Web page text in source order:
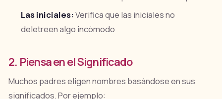
Las iniciales:Verifica que las iniciales no
deletreen algo incómodo
2. Piensa en el Significado
Muchos padres eligen nombres basándose en sus
significados. Por ejemplo: